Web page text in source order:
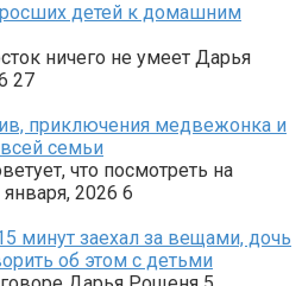
детей к домашним
ничего не умеет Дарья
27
приключения медвежонка и
семьи
что посмотреть на
2026 6
минут заехал за вещами, дочь
об этом с детьми